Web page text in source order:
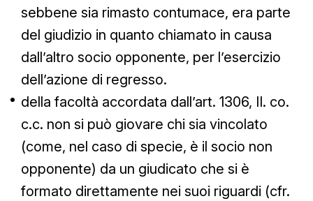
sebbene sia rimasto contumace, era parte
del giudizio in quanto chiamato in causa
dall’altro socio opponente, per l’esercizio
dell’azione di regresso.
della facoltà accordata dall’art. 1306, II. co.
c.c. non si può giovare chi sia vincolato
(come, nel caso di specie, è il socio non
opponente) da un giudicato che si è
formato direttamente nei suoi riguardi (cfr.